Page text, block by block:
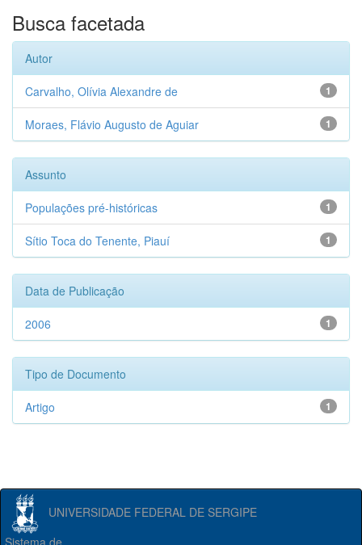
Busca facetada
Autor
1
Carvalho, Olívia Alexandre de
1
Moraes, Flávio Augusto de Aguiar
Assunto
1
Populações pré-históricas
1
Sítio Toca do Tenente, Piauí
Data de Publicação
1
2006
Tipo de Documento
1
Artigo
UNIVERSIDADE FEDERAL DE SERGIPE
Sistema de